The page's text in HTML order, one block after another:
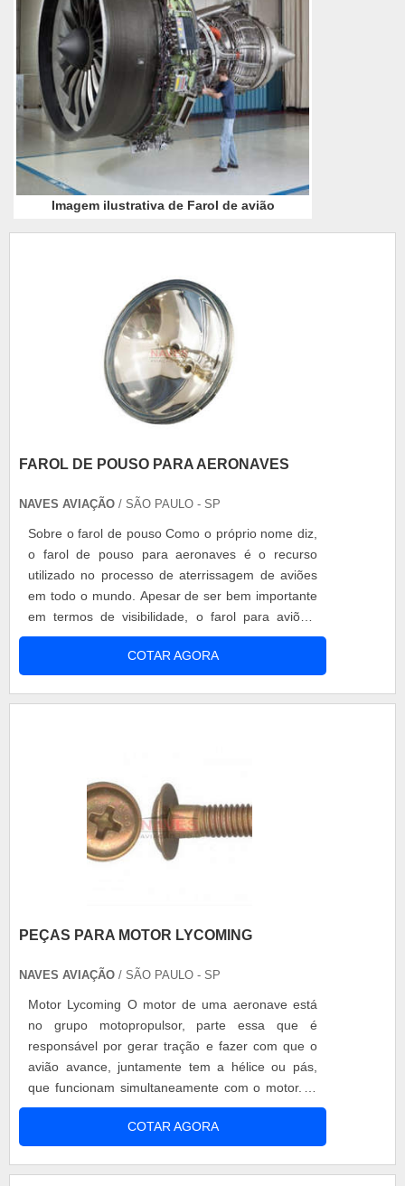
Imagem ilustrativa de Farol de avião
FAROL DE POUSO PARA AERONAVES
NAVES AVIAÇÃO / SÃO PAULO - SP
Sobre o farol de pouso Como o próprio nome diz,
o farol de pouso para aeronaves é o recurso
utilizado no processo de aterrissagem de aviões
em todo o mundo. Apesar de ser bem importante
em termos de visibilidade, o farol para aviões,
como regra, deve permanecer sempre aceso,
independente desse fator. Toda uma linguagem
incorporada na aviação, a exemplo dos navios
COTAR AGORA
PEÇAS PARA MOTOR LYCOMING
NAVES AVIAÇÃO / SÃO PAULO - SP
Motor Lycoming O motor de uma aeronave está
no grupo motopropulsor, parte essa que é
responsável por gerar tração e fazer com que o
avião avance, juntamente tem a hélice ou pás,
que funcionam simultaneamente com o motor. O
motor Lycoming é bastante conhecido no
mercado aeronáutico, classificado como o tipo
radial de motor, entre as peças para motor
COTAR AGORA